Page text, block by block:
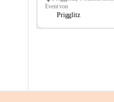
Event von
Prigglitz